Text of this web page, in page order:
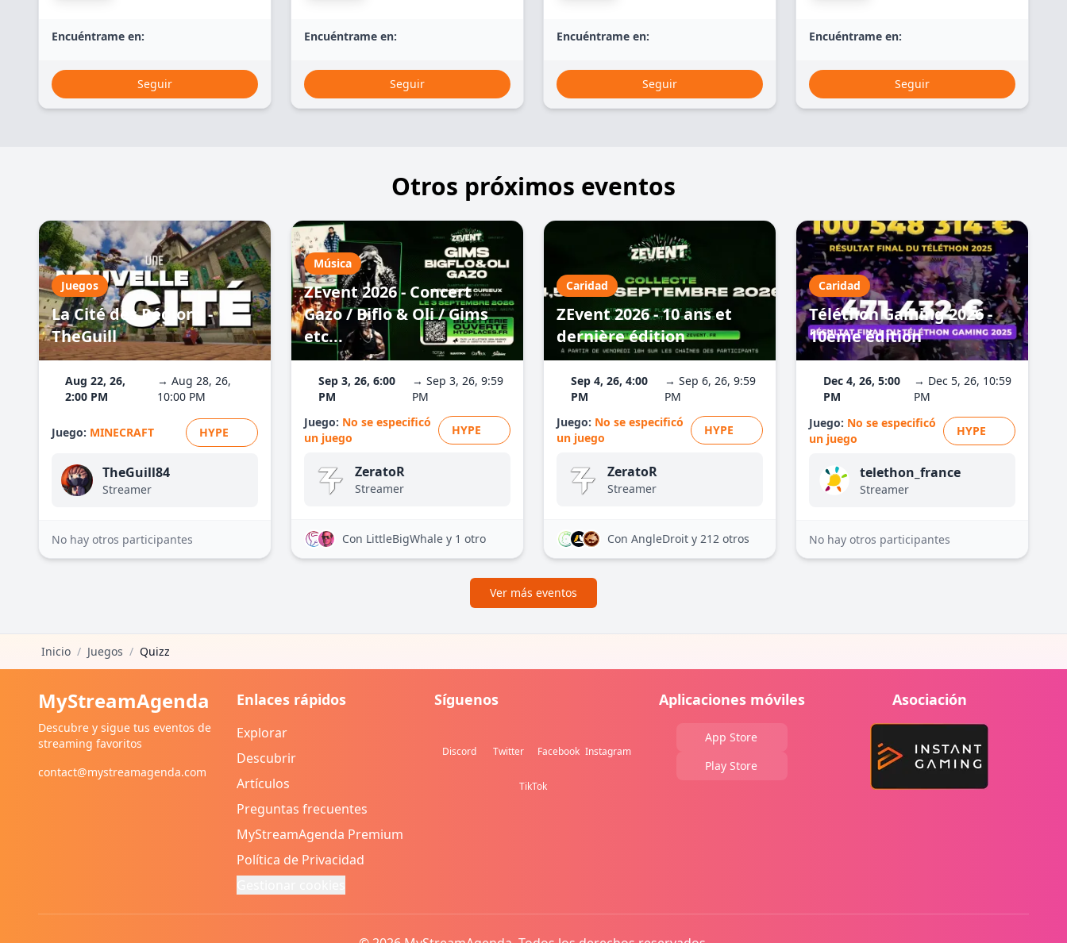
Encuéntrame en:
Seguir
Encuéntrame en:
Seguir
Encuéntrame en:
Seguir
Encuéntrame en:
Seguir
Otros próximos eventos
Juegos
La Cité des Régions -
TheGuill
Aug 22, 26,
2:00 PM
→ Aug 28, 26,
10:00 PM
Juego: MINECRAFT HYPE
TheGuill84
Streamer
No hay otros participantes
Música
ZEvent 2026 - Concert
Gazo / Biflo & Oli / Gims
etc...
Sep 3, 26, 6:00
PM
→ Sep 3, 26, 9:59
PM
Juego: No se especificó
un juego
HYPE
ZeratoR
Streamer
Con LittleBigWhale y 1 otro
Caridad
ZEvent 2026 - 10 ans et
dernière édition
Sep 4, 26, 4:00
PM
→ Sep 6, 26, 9:59
PM
Juego: No se especificó
un juego
HYPE
ZeratoR
Streamer
Con AngleDroit y 212 otros
Caridad
Téléthon Gaming 2026 -
10ème édition
Dec 4, 26, 5:00
PM
→ Dec 5, 26, 10:59
PM
Juego: No se especificó
un juego
HYPE
telethon_france
Streamer
No hay otros participantes
Ver más eventos
Inicio / Juegos / Quizz
MyStreamAgenda
Descubre y sigue tus eventos de
streaming favoritos
contact@mystreamagenda.com
Enlaces rápidos
Explorar
Descubrir
Artículos
Preguntas frecuentes
MyStreamAgenda Premium
Política de Privacidad
Síguenos
Discord Twitter Facebook Instagram
TikTok
Aplicaciones móviles
App Store
Play Store
Asociación